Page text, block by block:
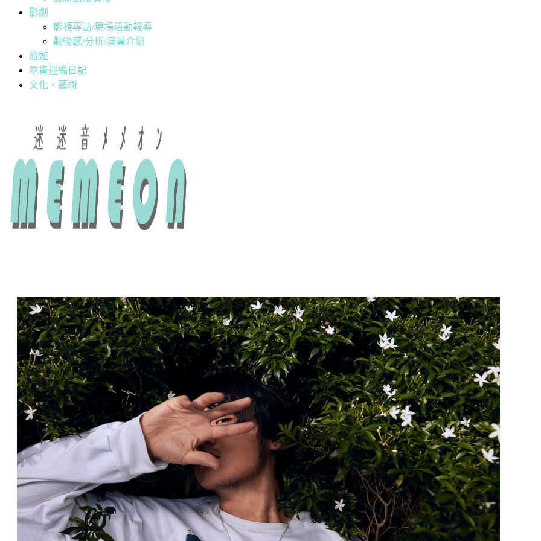
影劇
影視專訪/現場活動報導
觀後感/分析/演員介紹
旅遊
吃貨迷編日記
文化・藝術